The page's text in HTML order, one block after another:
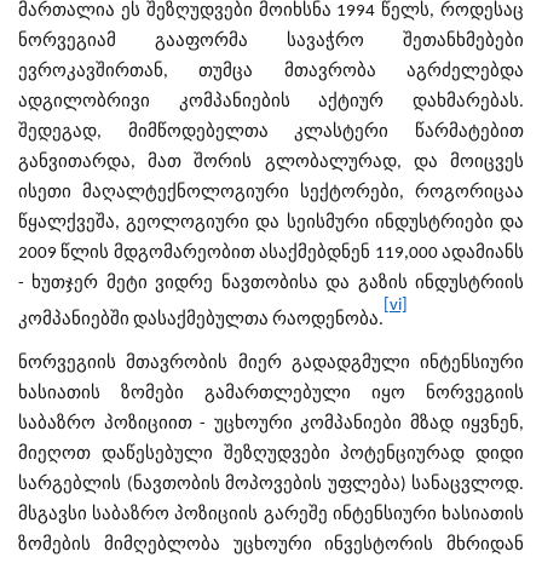
მართალია ეს შეზღუდვები მოიხსნა 1994 წელს, როდესაც
ნორვეგიამ გააფორმა სავაჭრო შეთანხმებები
ევროკავშირთან, თუმცა მთავრობა აგრძელებდა
ადგილობრივი კომპანიების აქტიურ დახმარებას.
შედეგად, მიმწოდებელთა კლასტერი წარმატებით
განვითარდა, მათ შორის გლობალურად, და მოიცვეს
ისეთი მაღალტექნოლოგიური სექტორები, როგორიცაა
წყალქვეშა, გეოლოგიური და სეისმური ინდუსტრიები და
2009 წლის მდგომარეობით ასაქმებდნენ 119,000 ადამიანს
- ხუთჯერ მეტი ვიდრე ნავთობისა და გაზის ინდუსტრიის
კომპანიებში დასაქმებულთა რაოდენობა.
[vi]
ნორვეგიის მთავრობის მიერ გადადგმული ინტენსიური
ხასიათის ზომები გამართლებული იყო ნორვეგიის
საბაზრო პოზიციით - უცხოური კომპანიები მზად იყვნენ,
მიეღოთ დაწესებული შეზღუდვები პოტენციურად დიდი
სარგებლის (ნავთობის მოპოვების უფლება) სანაცვლოდ.
მსგავსი საბაზრო პოზიციის გარეშე ინტენსიური ხასიათის
ზომების მიმღებლობა უცხოური ინვესტორის მხრიდან